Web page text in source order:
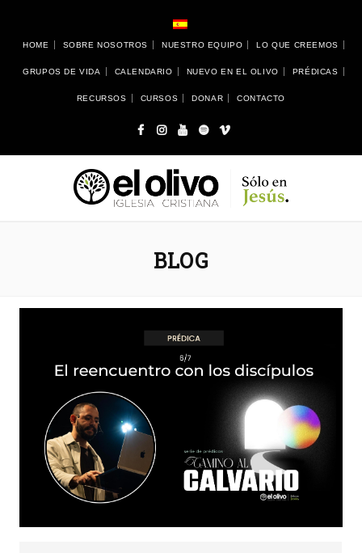
HOME SOBRE NOSOTROS NUESTRO EQUIPO LO QUE CREEMOS
GRUPOS DE VIDA CALENDARIO NUEVO EN EL OLIVO PRÉDICAS
RECURSOS CURSOS DONAR CONTACTO
BLOG